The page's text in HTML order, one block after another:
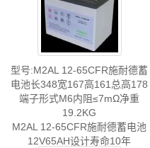
型号:M2AL 12-65CFR施耐德蓄
电池长348宽167高161总高178
端子形式M6内阻≤7mΩ净重
19.2KG
M2AL 12-65CFR施耐德蓄电池
12V65AH设计寿命10年